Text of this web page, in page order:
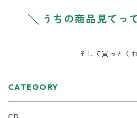
╲ うちの商品見てっ
そして買っとく
CATEGORY